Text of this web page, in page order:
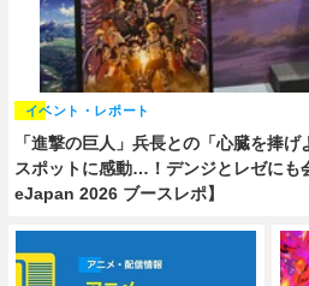
「進撃の巨人」兵長との「心臓を捧
スポットに感動…！デンジとレゼにも
eJapan 2026 ブースレポ】
イベント・レポート